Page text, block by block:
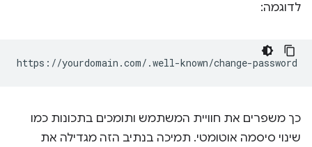
לדוגמה:
כך משפרים את חוויית המשתמש ותומכים בתכונות כמו
שינוי סיסמה אוטומטי. תמיכה בנתיב הזה מגדילה את